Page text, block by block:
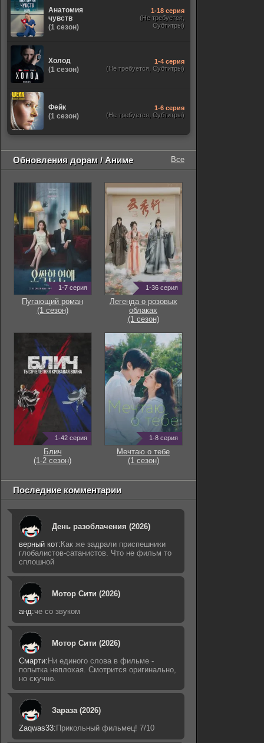
Анатомия
чувств
(1 сезон)
1-18 серия
(Не требуется,
Субтитры)
Холод
(1 сезон)
1-4 серия
(Не требуется, Субтитры)
Фейк
(1 сезон)
1-6 серия
(Не требуется, Субтитры)
Обновления дорам / Аниме Все
1-7 серия
Пугающий роман
(1 сезон)
1-36 серия
Легенда о розовых
облаках
(1 сезон)
1-42 серия
Блич
(1-2 сезон)
1-8 серия
Мечтаю о тебе
(1 сезон)
Последние комментарии
День разоблачения (2026)
верный кот: Как же задрали приспешники
глобалистов-сатанистов. Что не фильм то
сплошной
Мотор Сити (2026)
анд:че со звуком
Мотор Сити (2026)
Смарти: Ни единого слова в фильме -
попытка неплохая. Смотрится оригинально,
но скучно.
Зараза (2026)
Zaqwas33: Прикольный фильмец! 7/10